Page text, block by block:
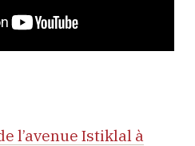
l’avenue Istiklal à